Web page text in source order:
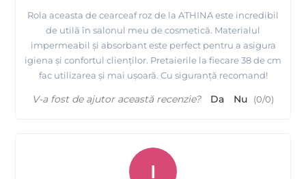
Rola aceasta de cearceaf roz de la ATHINA este incredibil
de utilă în salonul meu de cosmetică. Materialul
impermeabil și absorbant este perfect pentru a asigura
igiena și confortul clienților. Pretaierile la fiecare 38 de cm
fac utilizarea și mai ușoară. Cu siguranță recomand!
V-a fost de ajutor această recenzie? Da Nu (0/0)
I